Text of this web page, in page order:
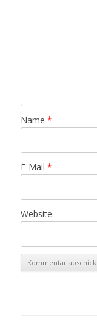
Name *
E-Mail *
Website